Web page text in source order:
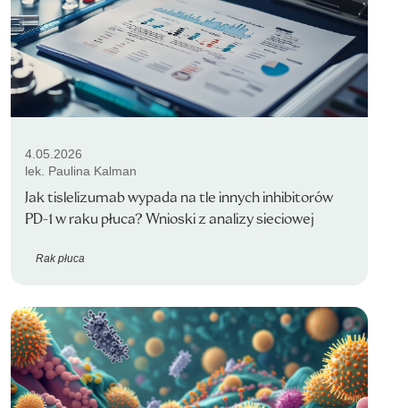
4.05.2026
lek. Paulina Kalman
Jak tislelizumab wypada na tle innych inhibitorów
PD-1 w raku płuca? Wnioski z analizy sieciowej
Rak płuca